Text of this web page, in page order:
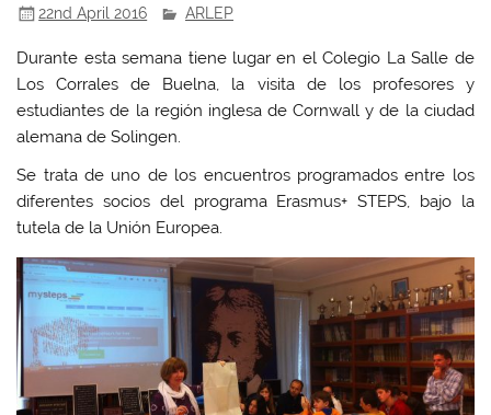
22nd April 2016 ARLEP
Durante esta semana tiene lugar en el Colegio La Salle de
Los Corrales de Buelna, la visita de los profesores y
estudiantes de la región inglesa de Cornwall y de la ciudad
alemana de Solingen.
Se trata de uno de los encuentros programados entre los
diferentes socios del programa Erasmus+ STEPS, bajo la
tutela de la Unión Europea.